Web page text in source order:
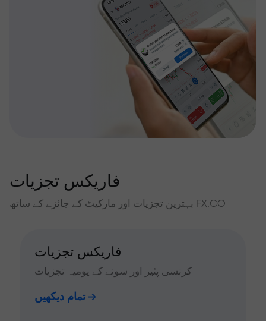
فاریکس تجزیات
بہترین تجزیات اور مارکیٹ کے جائزے کے ساتھ FX.CO
فاریکس تجزیات
کرنسی پئیر اور سونے کے یومیہ تجزیات
تمام دیکھیں